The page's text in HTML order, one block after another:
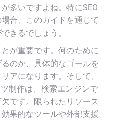
多いですよね。特にSEO
合、このガイドを通じて
きるでしょう。
が重要です。何のために
のか、具体的なゴールを
アになります。そして、
制作は、検索エンジンで
です。限られたリソース
果的なツールや外部支援